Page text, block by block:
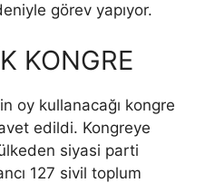
görev yapıyor.
KONGRE
oy kullanacağı kongre
edildi. Kongreye
siyasi parti
127 sivil toplum